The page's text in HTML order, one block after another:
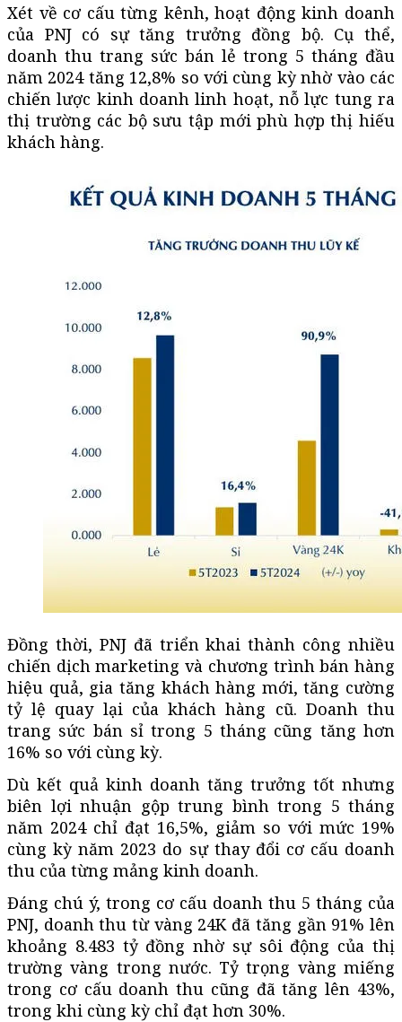
Xét về cơ cấu từng kênh, hoạt động kinh doanh
của PNJ có sự tăng trưởng đồng bộ. Cụ thể,
doanh thu trang sức bán lẻ trong 5 tháng đầu
năm 2024 tăng 12,8% so với cùng kỳ nhờ vào các
chiến lược kinh doanh linh hoạt, nỗ lực tung ra
thị trường các bộ sưu tập mới phù hợp thị hiếu
khách hàng.
Đồng thời, PNJ đã triển khai thành công nhiều
chiến dịch marketing và chương trình bán hàng
hiệu quả, gia tăng khách hàng mới, tăng cường
tỷ lệ quay lại của khách hàng cũ. Doanh thu
trang sức bán sỉ trong 5 tháng cũng tăng hơn
16% so với cùng kỳ.
Dù kết quả kinh doanh tăng trưởng tốt nhưng
biên lợi nhuận gộp trung bình trong 5 tháng
năm 2024 chỉ đạt 16,5%, giảm so với mức 19%
cùng kỳ năm 2023 do sự thay đổi cơ cấu doanh
thu của từng mảng kinh doanh.
Đáng chú ý, trong cơ cấu doanh thu 5 tháng của
PNJ, doanh thu từ vàng 24K đã tăng gần 91% lên
khoảng 8.483 tỷ đồng nhờ sự sôi động của thị
trường vàng trong nước. Tỷ trọng vàng miếng
trong cơ cấu doanh thu cũng đã tăng lên 43%,
trong khi cùng kỳ chỉ đạt hơn 30%.